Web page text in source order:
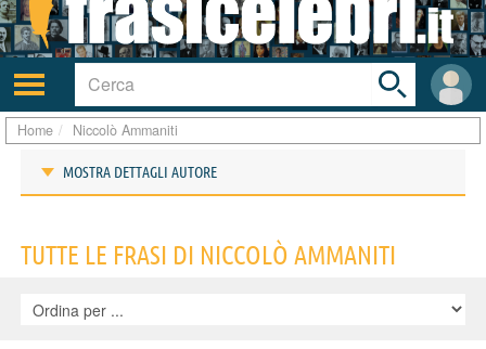
Attiva/disattiva
navigazione
User
area
Toggle
search
bar
Home Niccolò Ammaniti
MOSTRA DETTAGLI AUTORE
TUTTE LE FRASI DI NICCOLÒ AMMANITI